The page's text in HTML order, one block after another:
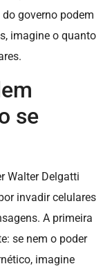
governo podem
imagine o quanto
se
Walter Delgatti
invadir celulares
A primeira
se nem o poder
imagine